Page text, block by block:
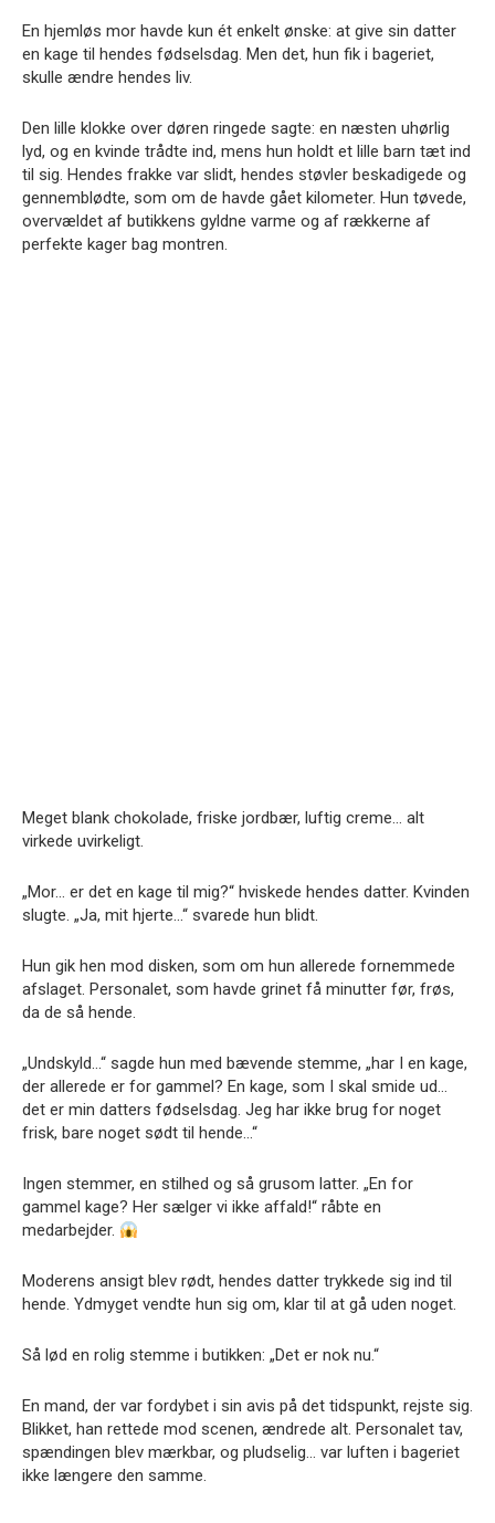
En hjemløs mor havde kun ét enkelt ønske: at give sin datter
en kage til hendes fødselsdag. Men det, hun fik i bageriet,
skulle ændre hendes liv.
Den lille klokke over døren ringede sagte: en næsten uhørlig
lyd, og en kvinde trådte ind, mens hun holdt et lille barn tæt ind
til sig. Hendes frakke var slidt, hendes støvler beskadigede og
gennemblødte, som om de havde gået kilometer. Hun tøvede,
overvældet af butikkens gyldne varme og af rækkerne af
perfekte kager bag montren.
Meget blank chokolade, friske jordbær, luftig creme… alt
virkede uvirkeligt.
„Mor… er det en kage til mig?“ hviskede hendes datter. Kvinden
slugte. „Ja, mit hjerte…“ svarede hun blidt.
Hun gik hen mod disken, som om hun allerede fornemmede
afslaget. Personalet, som havde grinet få minutter før, frøs,
da de så hende.
„Undskyld…“ sagde hun med bævende stemme, „har I en kage,
der allerede er for gammel? En kage, som I skal smide ud…
det er min datters fødselsdag. Jeg har ikke brug for noget
frisk, bare noget sødt til hende…“
Ingen stemmer, en stilhed og så grusom latter. „En for
gammel kage? Her sælger vi ikke affald!“ råbte en
medarbejder.
Moderens ansigt blev rødt, hendes datter trykkede sig ind til
hende. Ydmyget vendte hun sig om, klar til at gå uden noget.
Så lød en rolig stemme i butikken: „Det er nok nu.“
En mand, der var fordybet i sin avis på det tidspunkt, rejste sig.
Blikket, han rettede mod scenen, ændrede alt. Personalet tav,
spændingen blev mærkbar, og pludselig… var luften i bageriet
ikke længere den samme.